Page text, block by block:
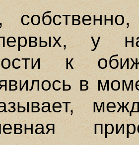
у
к
в